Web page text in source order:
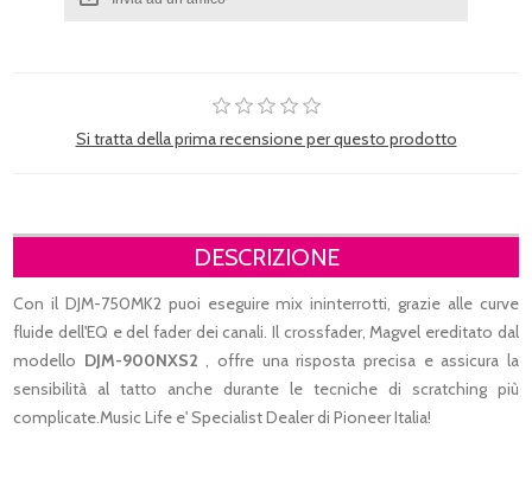
Si tratta della prima recensione per questo prodotto
DESCRIZIONE
Con il DJM-750MK2 puoi eseguire mix ininterrotti, grazie alle curve
fluide dell'EQ e del fader dei canali.Il crossfader, Magvel ereditato dal
modello DJM-900NXS2 , offre una risposta precisa e assicura la
sensibilità al tatto anche durante le tecniche di scratching più
complicate.Music Life e' Specialist Dealer di Pioneer Italia!